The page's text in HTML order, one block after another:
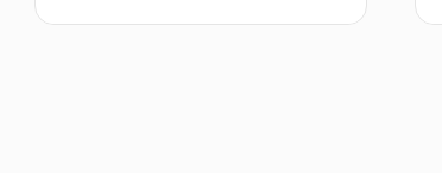
initial
actuel